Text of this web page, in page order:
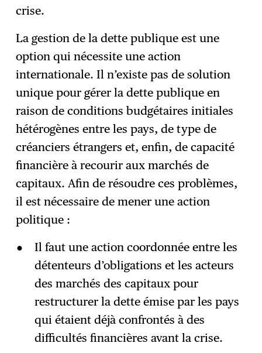
crise.
La gestion de la dette publique est une
option qui nécessite une action
internationale. Il n’existe pas de solution
unique pour gérer la dette publique en
raison de conditions budgétaires initiales
hétérogènes entre les pays, de type de
créanciers étrangers et, enfin, de capacité
financière à recourir aux marchés de
capitaux. Afin de résoudre ces problèmes,
il est nécessaire de mener une action
politique :
Il faut une action coordonnée entre les
détenteurs d’obligations et les acteurs
des marchés des capitaux pour
restructurer la dette émise par les pays
qui étaient déjà confrontés à des
difficultés financières avant la crise.